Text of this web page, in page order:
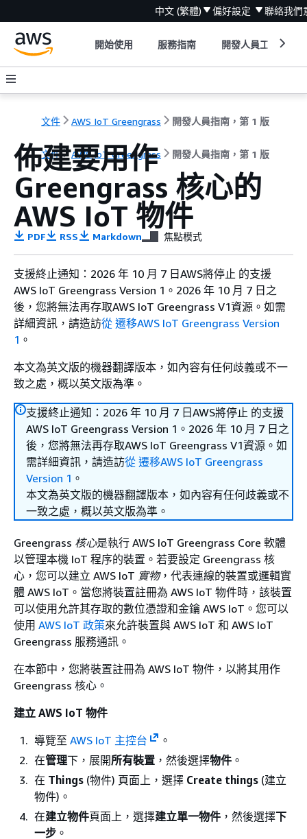
中文 (繁體) 偏好設定 聯絡我們
開始使用 服務指南 開發人員工具
文件 AWS IoT Greengrass 開發人員指南，第 1 版
文件 AWS IoT Greengrass 開發人員指南，第 1 版
佈建要用作
Greengrass 核心的
AWS IoT 物件
PDF RSS Markdown 焦點模式
支援終止通知：2026 年 10 月 7 日AWS將停止 的支援
AWS IoT Greengrass Version 1。2026 年 10 月 7 日之
後，您將無法再存取AWS IoT Greengrass V1資源。如需
詳細資訊，請造訪從 遷移AWS IoT Greengrass Version
1 。
本文為英文版的機器翻譯版本，如內容有任何歧義或不一
致之處，概以英文版為準。
支援終止通知：2026 年 10 月 7 日AWS將停止 的支援
AWS IoT Greengrass Version 1。2026 年 10 月 7 日之
後，您將無法再存取AWS IoT Greengrass V1資源。如
需詳細資訊，請造訪從 遷移AWS IoT Greengrass
Version 1 。
本文為英文版的機器翻譯版本，如內容有任何歧義或不
一致之處，概以英文版為準。
Greengrass 核心是執行 AWS IoT Greengrass Core 軟體
以管理本機 IoT 程序的裝置。若要設定 Greengrass 核
心，您可以建立 AWS IoT 實物，代表連線的裝置或邏輯實
體 AWS IoT。當您將裝置註冊為 AWS IoT 物件時，該裝置
可以使用允許其存取的數位憑證和金鑰 AWS IoT。您可以
使用 AWS IoT 政策來允許裝置與 AWS IoT 和 AWS IoT
Greengrass 服務通訊。
在本節中，您將裝置註冊為 AWS IoT 物件，以將其用作
Greengrass 核心。
建立 AWS IoT 物件
導覽至 AWS IoT 主控台
。
在管理下，展開所有裝置 ，然後選擇物件 。
在 Things (物件) 頁面上，選擇 Create things (建立
物件)。
在建立物件頁面上，選擇建立單一物件 ，然後選擇下
一步 。